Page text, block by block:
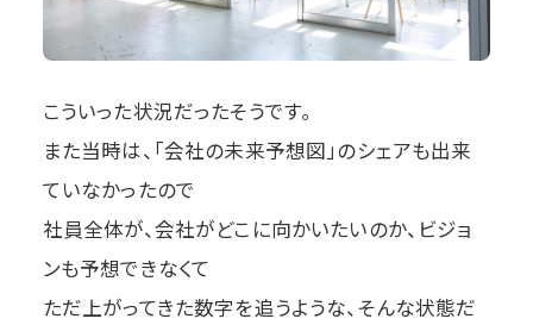
こういった状況だったそうです。
また当時は、「会社の未来予想図」のシェアも出来
ていなかったので
社員全体が、会社がどこに向かいたいのか、ビジョ
ンも予想できなくて
ただ上がってきた数字を追うような、そんな状態だ